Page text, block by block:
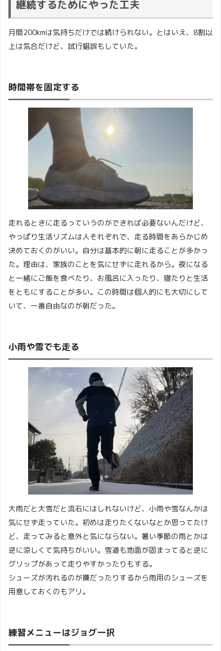
継続するためにやった工夫
月間200kmは気持ちだけでは続けられない。とはいえ、8割以
上は気合だけど、試行錯誤もしていた。
時間帯を固定する
走れるときに走るっていうのができれば必要ないんだけど、
やっぱり生活リズムは人それぞれで、走る時間をあらかじめ
決めておくのがいい。自分は基本的に朝に走ることが多かっ
た。理由は、家族のことを気にせずに走れるから。夜になる
と一緒にご飯を食べたり、お風呂に入ったり、寝たりと生活
をともにすることが多い。この時間は個人的にも大切にして
いて、一番自由なのが朝だった。
小雨や雪でも走る
大雨だと大雪だと流石にはしれないけど、小雨や雪なんかは
気にせず走っていた。初めは走りたくないなとか思ってたけ
ど、走ってみると意外と気にならない。暑い季節の雨とかは
逆に涼しくて気持ちがいい。雪道も地面が固まってると逆に
グリップがあって走りやすかったりもする。
シューズが汚れるのが嫌だったりするから雨用のシューズを
用意しておくのもアリ。
練習メニューはジョグ一択